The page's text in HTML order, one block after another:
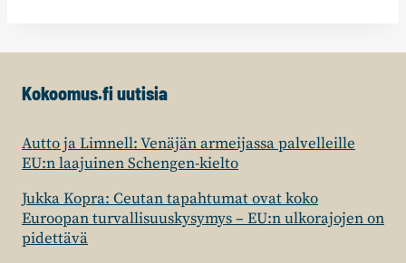
Kokoomus.fi uutisia
Autto ja Limnell: Venäjän armeijassa palvelleille
EU:n laajuinen Schengen-kielto
Jukka Kopra: Ceutan tapahtumat ovat koko
Euroopan turvallisuuskysymys – EU:n ulkorajojen on
pidettävä